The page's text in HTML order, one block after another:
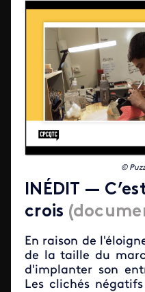
©
IN ÉDIT —
crois
En raison de
de la taille du
d'implanter son
Les clichés